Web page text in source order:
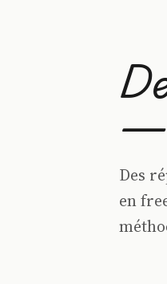
—
Des
en